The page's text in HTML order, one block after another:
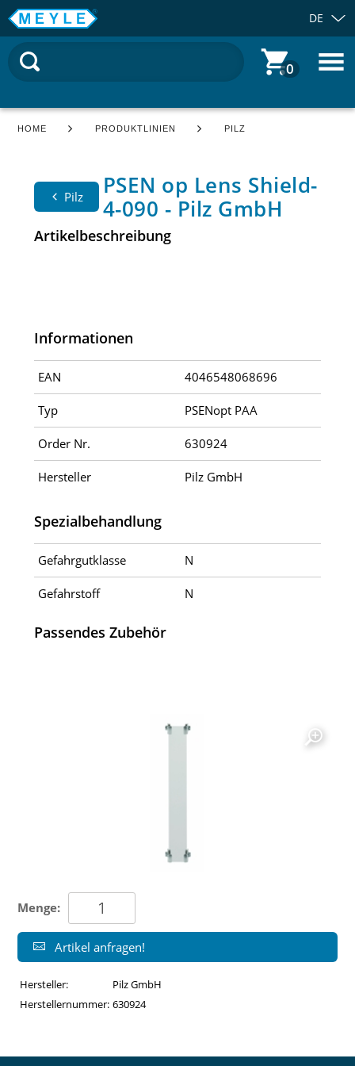
DE
0
HOME PRODUKTLINIEN PILZ
Pilz
PSEN op Lens Shield-
4-090 - Pilz GmbH
Artikelbeschreibung
Informationen
EAN 4046548068696
Typ PSENopt PAA
Order Nr. 630924
Hersteller Pilz GmbH
Spezialbehandlung
Gefahrgutklasse N
Gefahrstoff N
Passendes Zubehör
Menge:
Artikel anfragen!
Hersteller:
Pilz GmbH
Herstellernummer: 630924